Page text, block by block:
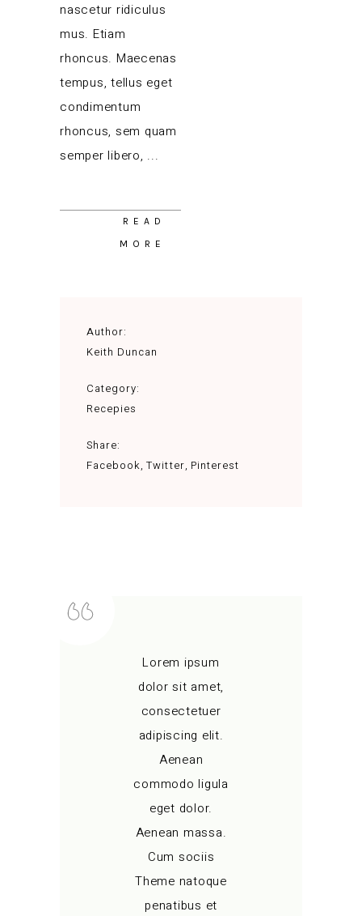
nascetur ridiculus
mus. Etiam
rhoncus. Maecenas
tempus, tellus eget
condimentum
rhoncus, sem quam
semper libero,
READ
MORE
Author:
Keith Duncan
Category:
Recepies
Share:
Facebook Twitter Pinterest
Lorem ipsum
dolor sit amet,
consectetuer
adipiscing elit.
Aenean
commodo ligula
eget dolor.
Aenean massa.
Cum sociis
Theme natoque
penatibus et